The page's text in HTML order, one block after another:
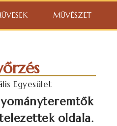
MŰVÉSZET
Egyesület
oldala.